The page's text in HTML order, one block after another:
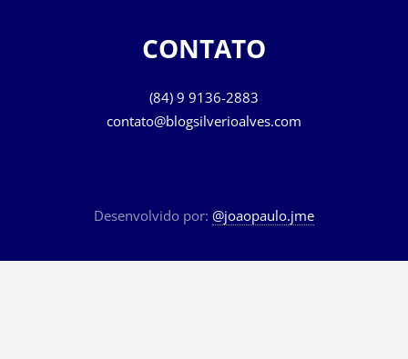
CONTATO
(84) 9 9136-2883
contato@blogsilverioalves.com
Desenvolvido por: @joaopaulo.jme